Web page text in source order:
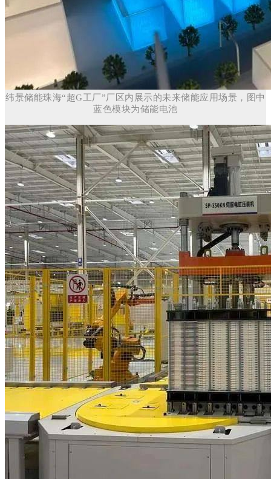
纬景储能珠海“超G工厂”厂区内展示的未来储能应用场景，图中
蓝色模块为储能电池